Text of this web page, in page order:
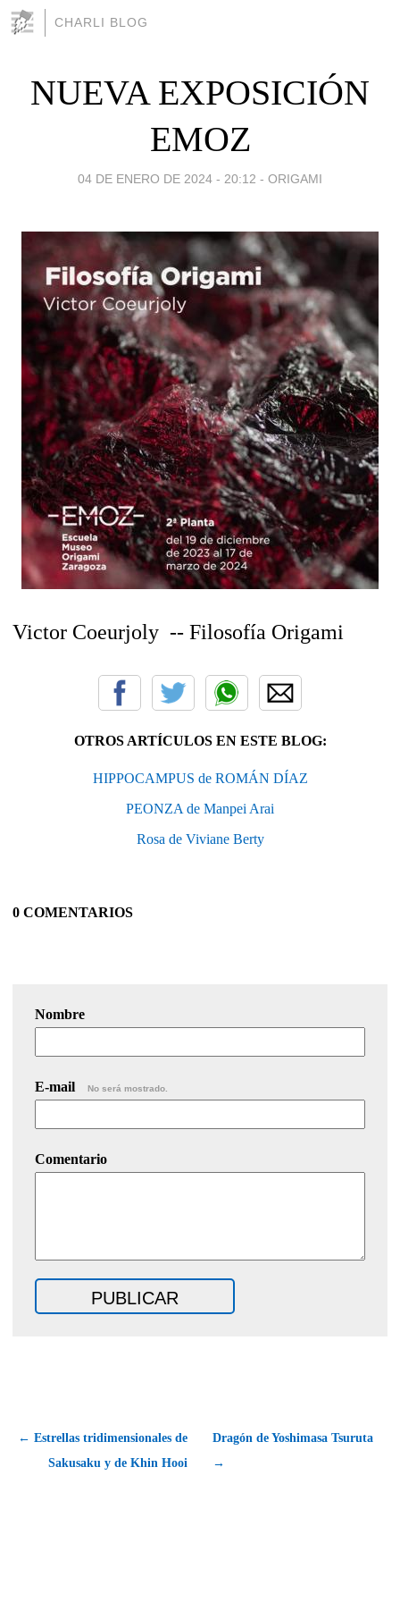
CHARLI BLOG
NUEVA EXPOSICIÓN
EMOZ
04 DE ENERO DE 2024 - 20:12 - ORIGAMI
Victor Coeurjoly -- Filosofía Origami
OTROS ARTÍCULOS EN ESTE BLOG:
HIPPOCAMPUS de ROMÁN DÍAZ
PEONZA de Manpei Arai
Rosa de Viviane Berty
0 COMENTARIOS
Nombre
E-mail No será mostrado.
Comentario
← Estrellas tridimensionales de
Sakusaku y de Khin Hooi
Dragón de Yoshimasa Tsuruta
→